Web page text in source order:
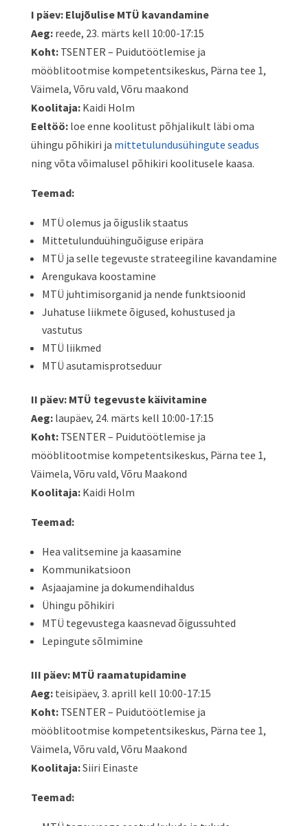
I päev: Elujõulise MTÜ kavandamine
Aeg:reede, 23. märts kell 10:00-17:15
Koht:TSENTER – Puidutöötlemise ja
mööblitootmise kompetentsikeskus, Pärna tee 1,
Väimela, Võru vald, Võru maakond
Koolitaja:Kaidi Holm
Eeltöö:loe enne koolitust põhjalikult läbi oma
ühingu põhikiri ja mittetulundusühingute seadus
ning võta võimalusel põhikiri koolitusele kaasa.
Teemad:
MTÜ olemus ja õiguslik staatus
Mittetulunduühinguõiguse eripära
MTÜ ja selle tegevuste strateegiline kavandamine
Arengukava koostamine
MTÜ juhtimisorganid ja nende funktsioonid
Juhatuse liikmete õigused, kohustused ja
vastutus
MTÜ liikmed
MTÜ asutamisprotseduur
II päev: MTÜ tegevuste käivitamine
Aeg:laupäev, 24. märts kell 10:00-17:15
Koht:TSENTER – Puidutöötlemise ja
mööblitootmise kompetentsikeskus, Pärna tee 1,
Väimela, Võru vald, Võru Maakond
Koolitaja:Kaidi Holm
Teemad:
Hea valitsemine ja kaasamine
Kommunikatsioon
Asjaajamine ja dokumendihaldus
Ühingu põhikiri
MTÜ tegevustega kaasnevad õigussuhted
Lepingute sõlmimine
III päev: MTÜ raamatupidamine
Aeg:teisipäev, 3. aprill kell 10:00-17:15
Koht:TSENTER – Puidutöötlemise ja
mööblitootmise kompetentsikeskus, Pärna tee 1,
Väimela, Võru vald, Võru Maakond
Koolitaja:Siiri Einaste
Teemad: